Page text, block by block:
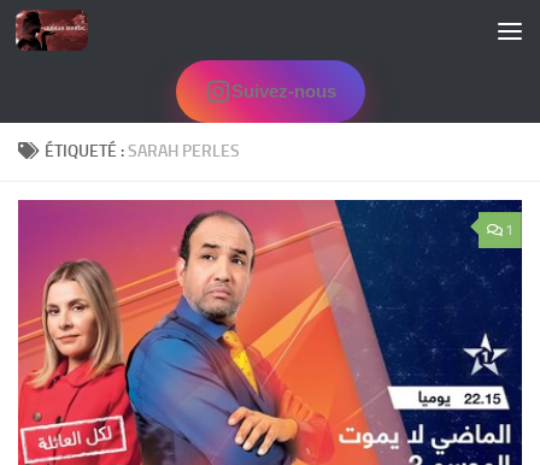
Skip to content
Suivez-nous
ÉTIQUETÉ :SARAH PERLES
1